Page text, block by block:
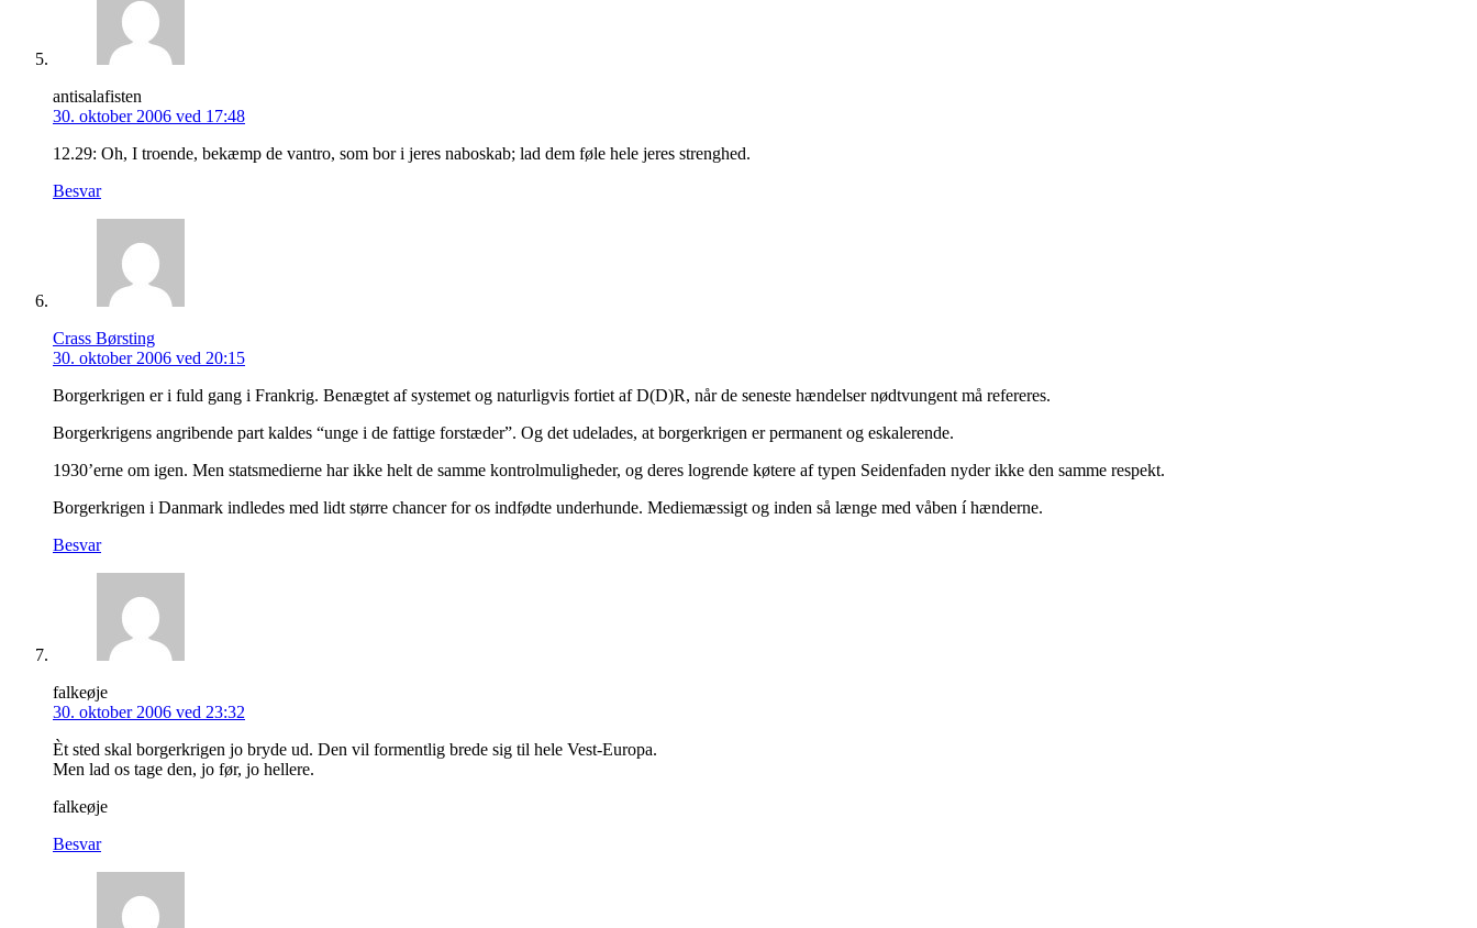
antisalafisten
30. oktober 2006 ved 17:48
12.29: Oh, I troende, bekæmp de vantro, som bor i jeres naboskab; lad dem føle hele jeres strenghed.
Besvar
Crass Børsting
30. oktober 2006 ved 20:15
Borgerkrigen er i fuld gang i Frankrig. Benægtet af systemet og naturligvis fortiet af D(D)R, når de seneste hændelser nødtvungent må refereres.
Borgerkrigens angribende part kaldes “unge i de fattige forstæder”. Og det udelades, at borgerkrigen er permanent og eskalerende.
1930’erne om igen. Men statsmedierne har ikke helt de samme kontrolmuligheder, og deres logrende køtere af typen Seidenfaden nyder ikke den samme respekt.
Borgerkrigen i Danmark indledes med lidt større chancer for os indfødte underhunde. Mediemæssigt og inden så længe med våben í hænderne.
Besvar
falkeøje
30. oktober 2006 ved 23:32
Èt sted skal borgerkrigen jo bryde ud. Den vil formentlig brede sig til hele Vest-Europa.
Men lad os tage den, jo før, jo hellere.
falkeøje
Besvar